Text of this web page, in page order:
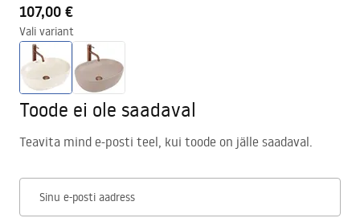
107,00 €
Vali variant
Toode ei ole saadaval
Teavita mind e-posti teel, kui toode on jälle saadaval.
Sinu e-posti aadress